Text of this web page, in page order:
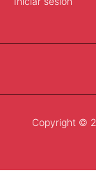
Copyright ©